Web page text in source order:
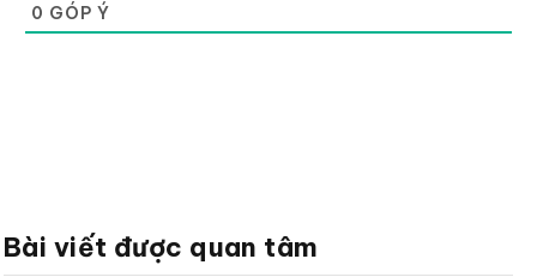
0 GÓP Ý
Bài viết được quan tâm